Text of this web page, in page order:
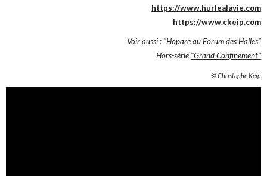
https://www.hurlealavie.com
https://www.ckeip.com
Voir aussi : "Hopare au Forum des Halles"
Hors-série "Grand Confinement"
© Christophe Keip